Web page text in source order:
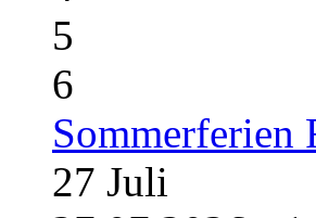
5
6
Sommerferien
27 Juli